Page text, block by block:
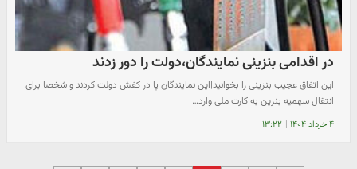
در اقدامی بنزینی نمایندگان،دولت را دور زدند
این اتفاق عجیب بنزینی را بخوانید|این نمایندگان پا در کفش دولت کردند و شخصا برای
انتقال سهمیه بنزین به کارت ملی وارد…
۴ خرداد ۱۴۰۴ | ۱۳:۲۲